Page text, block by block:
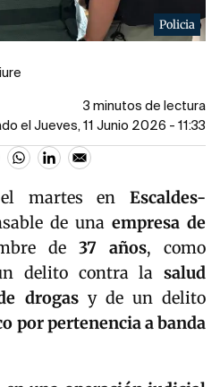
Policia
3 minutos de lectura
el Jueves, 11 Junio 2026 - 11:33
martes enEscaldes-
de una empresa de
de 37 años, como
delito contra la salud
drogasy de un delito
por pertenencia a banda